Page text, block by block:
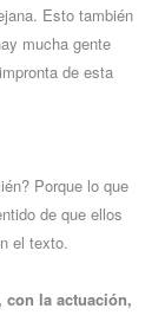
Esto también
mucha gente
de esta
Porque lo que
de que ellos
el texto.
con la actuación,